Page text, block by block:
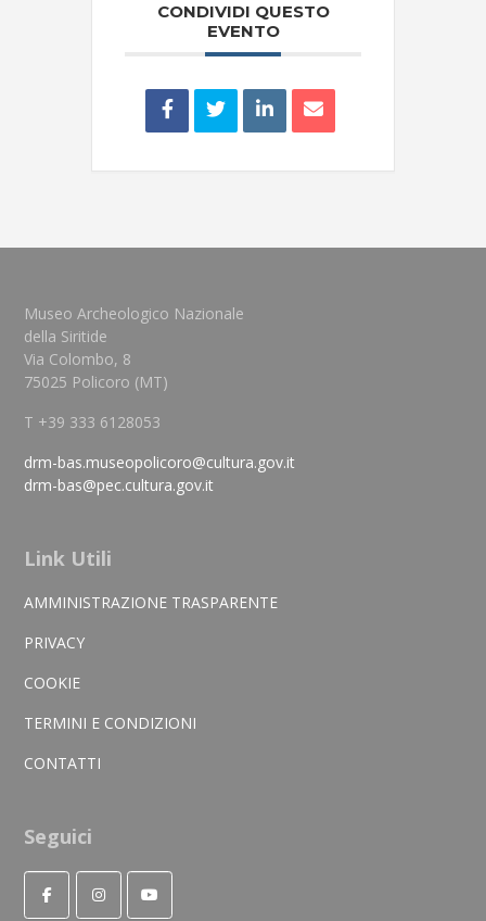
CONDIVIDI QUESTO
EVENTO
Museo Archeologico Nazionale
della Siritide
Via Colombo, 8
75025 Policoro (MT)
T +39 333 6128053
drm-bas.museopolicoro@cultura.gov.it
drm-bas@pec.cultura.gov.it
Link Utili
AMMINISTRAZIONE TRASPARENTE
PRIVACY
COOKIE
TERMINI E CONDIZIONI
CONTATTI
Seguici